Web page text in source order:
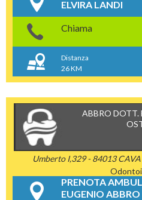
ELVIRA LANDI
Chiama
Distanza
26 KM
ABBRO DOTT.
Umberto I,329 - 84013
PRENOTA
EUGENIO ABBRO